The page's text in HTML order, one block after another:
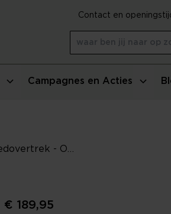
Campagnes en Acties
Contact en
€ 189,95